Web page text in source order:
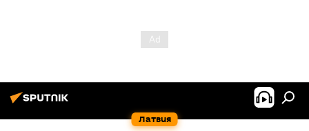
Латвия